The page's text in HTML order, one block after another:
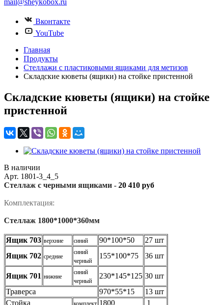
mail@sheykobox.ru
Вконтакте
YouTube
Главная
Продукты
Стеллажи с пластиковыми ящиками для метизов
Складские кюветы (ящики) на стойке пристенной
Складские кюветы (ящики) на стойке
пристенной
В наличии
Арт. 1801-3_4_5
Стеллаж с черными ящиками - 20 410 руб
Комплектация:
Стеллаж 1800*1000*360мм
Ящик 703 верхние синий 90*100*50
27 шт
Ящик 702 средние
синий
черный
155*100*75 36 шт
Ящик 701 нижние
синий
черный
230*145*125 30 шт
Траверса
970*55*15
13 шт
Стойка
комплект 1800 1